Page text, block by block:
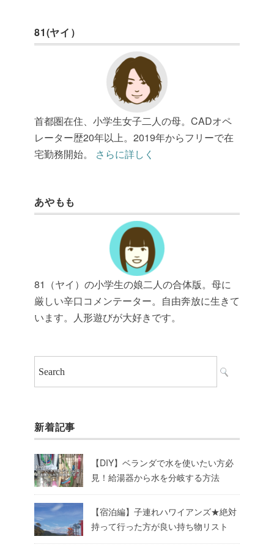
81(ヤイ）
首都圏在住、小学生女子二人の母。CADオペ
レーター歴20年以上。2019年からフリーで在
宅勤務開始。 さらに詳しく
あやもも
81（ヤイ）の小学生の娘二人の合体版。母に
厳しい辛口コメンテーター。自由奔放に生きて
います。人形遊びが大好きです。
新着記事
【DIY】ベランダで水を使いたい方必
見！給湯器から水を分岐する方法
【宿泊編】子連れハワイアンズ★絶対
持って行った方が良い持ち物リスト